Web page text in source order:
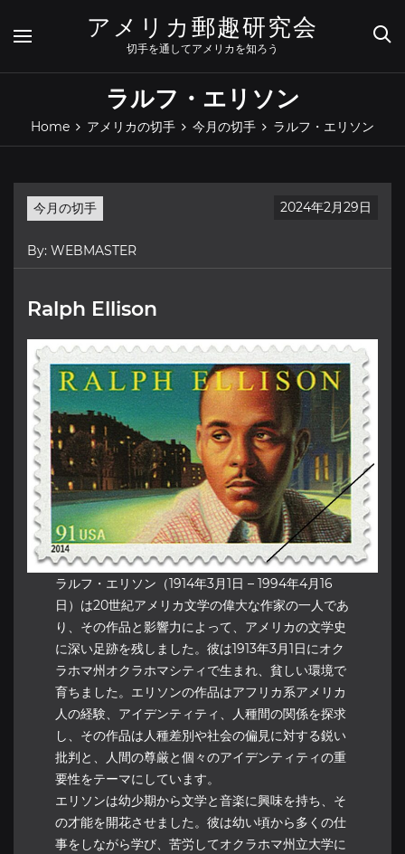
content
アメリカ郵趣研究会
切手を通してアメリカを知ろう
ラルフ・エリソン
Home アメリカの切手 今月の切手 ラルフ・エリソン
今月の切手 2024年2月29日
By: WEBMASTER
Ralph Ellison
ラルフ・エリソン（1914年3月1日 – 1994年4月16
日）は20世紀アメリカ文学の偉大な作家の一人であ
り、その作品と影響力によって、アメリカの文学史
に深い足跡を残しました。彼は1913年3月1日にオク
ラホマ州オクラホマシティで生まれ、貧しい環境で
育ちました。エリソンの作品はアフリカ系アメリカ
人の経験、アイデンティティ、人種間の関係を探求
し、その作品は人種差別や社会の偏見に対する鋭い
批判と、人間の尊厳と個々のアイデンティティの重
要性をテーマにしています。
エリソンは幼少期から文学と音楽に興味を持ち、そ
の才能を開花させました。彼は幼い頃から多くの仕
事をしながら学び、苦労してオクラホマ州立大学に